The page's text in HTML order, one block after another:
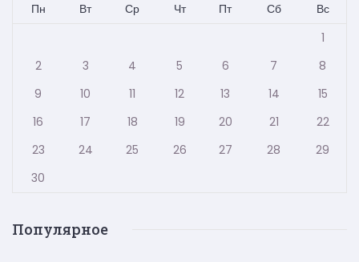
Пн
Вт Ср Чт Пт Сб
Вс
1
2
3 4 5 6 7
8
9
10 11 12 13 14
15
16
17 18 19 20 21
22
23
24 25 26 27 28
29
30
Популярное